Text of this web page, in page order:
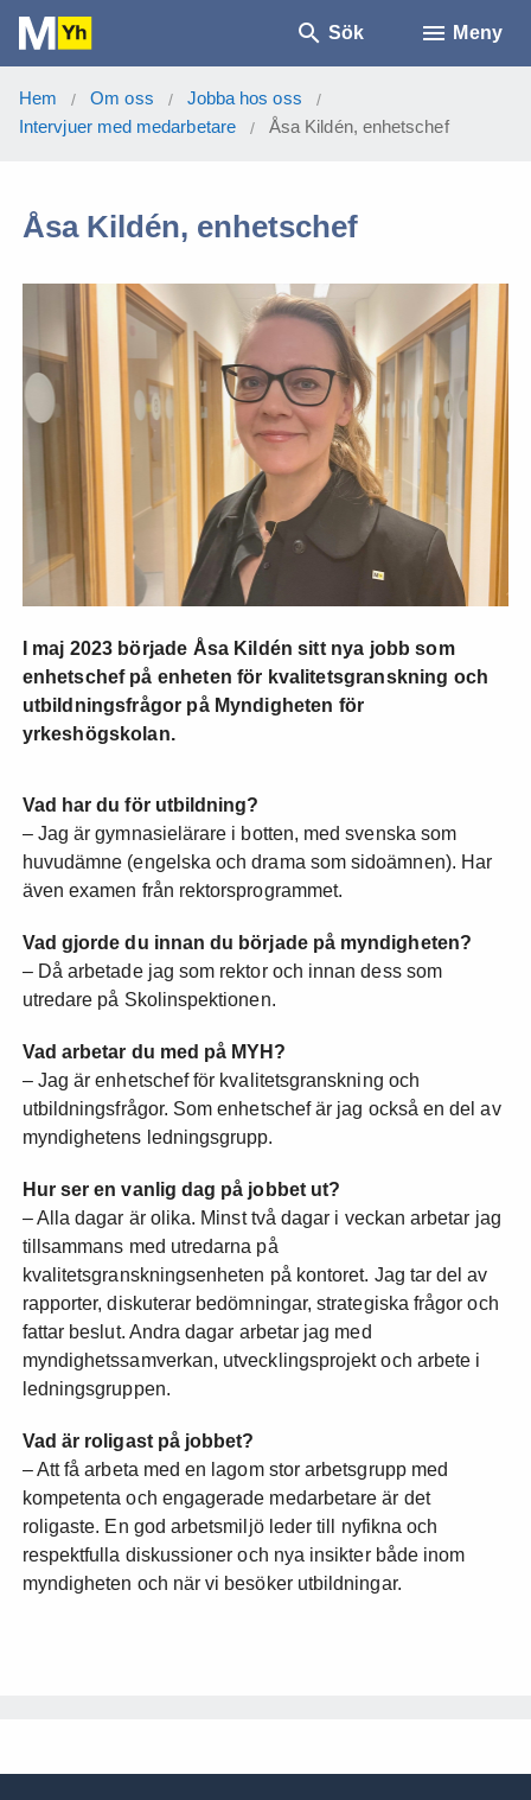
Sök Meny
Hem / Om oss / Jobba hos oss /
Intervjuer med medarbetare / Åsa Kildén, enhetschef
Åsa Kildén, enhetschef
I maj 2023 började Åsa Kildén sitt nya jobb som
enhetschef på enheten för kvalitetsgranskning och
utbildningsfrågor på Myndigheten för
yrkeshögskolan.
Vad har du för utbildning?
– Jag är gymnasielärare i botten, med svenska som
huvudämne (engelska och drama som sidoämnen). Har
även examen från rektorsprogrammet.
Vad gjorde du innan du började på myndigheten?
– Då arbetade jag som rektor och innan dess som
utredare på Skolinspektionen.
Vad arbetar du med på MYH?
– Jag är enhetschef för kvalitetsgranskning och
utbildningsfrågor. Som enhetschef är jag också en del av
myndighetens ledningsgrupp.
Hur ser en vanlig dag på jobbet ut?
– Alla dagar är olika. Minst två dagar i veckan arbetar jag
tillsammans med utredarna på
kvalitetsgranskningsenheten på kontoret. Jag tar del av
rapporter, diskuterar bedömningar, strategiska frågor och
fattar beslut. Andra dagar arbetar jag med
myndighetssamverkan, utvecklingsprojekt och arbete i
ledningsgruppen.
Vad är roligast på jobbet?
– Att få arbeta med en lagom stor arbetsgrupp med
kompetenta och engagerade medarbetare är det
roligaste. En god arbetsmiljö leder till nyfikna och
respektfulla diskussioner och nya insikter både inom
myndigheten och när vi besöker utbildningar.